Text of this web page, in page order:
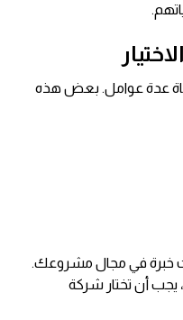
عدة عوامل. بعض هذه
خبرة في مجال مشروعك.
يجب أن تختار شركة